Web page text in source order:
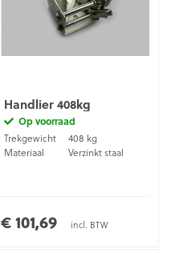
Handlier 408kg
Op voorraad
Trekgewicht
408 kg
Materiaal
Verzinkt staal
€ 101,69 incl. BTW